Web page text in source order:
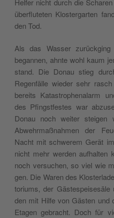
über­flu­te­ten Klo­ster­gar­ten
den Tod.
Als das Was­ser zurück­ging
began­nen, ahn­te wohl kaum
stand. Die Donau stieg
Regen­fäl­le wie­der sehr
berei­ts Kata­stro­phe­na­larm
des Pfingst­fe­stes war
Donau noch wei­ter
Abwehr­maß­nah­men der
Nacht mit sch­we­rem Gerät
nicht mehr wer­den auf­hal­ten
noch ver­su­chen, so viel wie
gen. Die Waren des
to­riums, der
den mit Hil­fe von Gästen und
Eta­gen gebra­cht. Doch für